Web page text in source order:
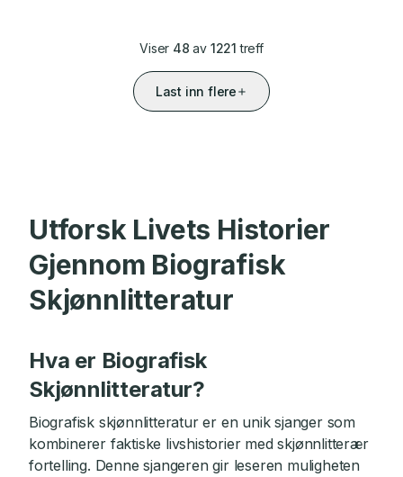
Viser 48 av 1221 treff
Last inn flere
Utforsk Livets Historier
Gjennom Biografisk
Skjønnlitteratur
Hva er Biografisk
Skjønnlitteratur?
Biografisk skjønnlitteratur er en unik sjanger som
kombinerer faktiske livshistorier med skjønnlitterær
fortelling. Denne sjangeren gir leseren muligheten